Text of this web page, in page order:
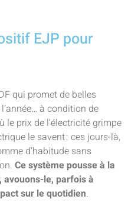
EJP pour
qui promet de belles
à condition de
le prix de l’électricité grimpe
le savent : ces jours-là,
d’habitude sans
Ce système pousse à la
avouons-le, parfois à
sur le quotidien.